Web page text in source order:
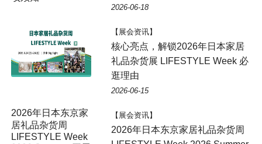
2026-06-18
【展会资讯】
核心亮点，解锁2026年日本家居
礼品杂货展 LIFESTYLE Week 必
逛理由
2026-06-15
2026年日本东京家
居礼品杂货周
LIFESTYLE Week
【展会资讯】
2026年日本东京家居礼品杂货周